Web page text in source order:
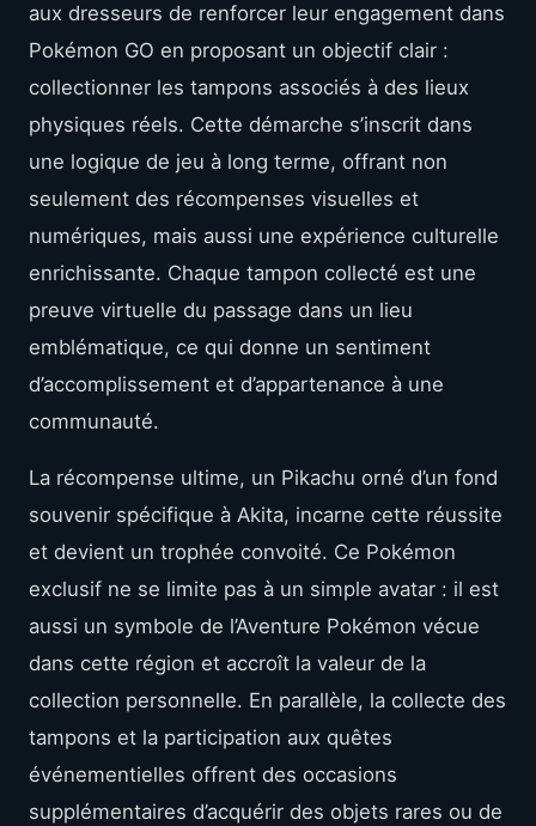
aux dresseurs de renforcer leur engagement dans
Pokémon GO en proposant un objectif clair :
collectionner les tampons associés à des lieux
physiques réels. Cette démarche s’inscrit dans
une logique de jeu à long terme, offrant non
seulement des récompenses visuelles et
numériques, mais aussi une expérience culturelle
enrichissante. Chaque tampon collecté est une
preuve virtuelle du passage dans un lieu
emblématique, ce qui donne un sentiment
d’accomplissement et d’appartenance à une
communauté.
La récompense ultime, un Pikachu orné d’un fond
souvenir spécifique à Akita, incarne cette réussite
et devient un trophée convoité. Ce Pokémon
exclusif ne se limite pas à un simple avatar : il est
aussi un symbole de l’Aventure Pokémon vécue
dans cette région et accroît la valeur de la
collection personnelle. En parallèle, la collecte des
tampons et la participation aux quêtes
événementielles offrent des occasions
supplémentaires d’acquérir des objets rares ou de